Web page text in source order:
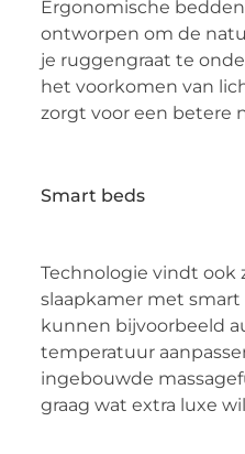
Ergonomische
ontworpen om de
je ruggengraat te
het voorkomen van
zorgt voor een betere
Smart beds
Technologie vindt ook
slaapkamer met smart
kunnen bijvoorbeeld
temperatuur
ingebouwde
graag wat extra luxe